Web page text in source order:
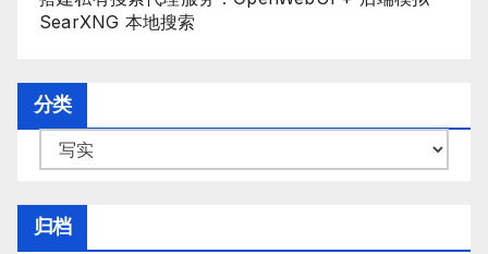
SearXNG 本地搜索
分类
类
目
录
归档